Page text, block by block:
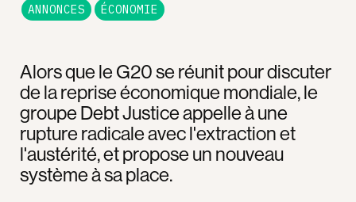
Alors que le G20 se réunit pour discuter
de la reprise économique mondiale, le
groupe Debt Justice appelle à une
rupture radicale avec l'extraction et
l'austérité, et propose un nouveau
système à sa place.
ANNONCES ÉCONOMIE